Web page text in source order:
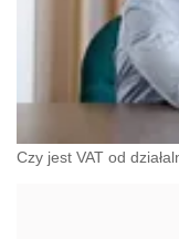
Czy jest VAT od